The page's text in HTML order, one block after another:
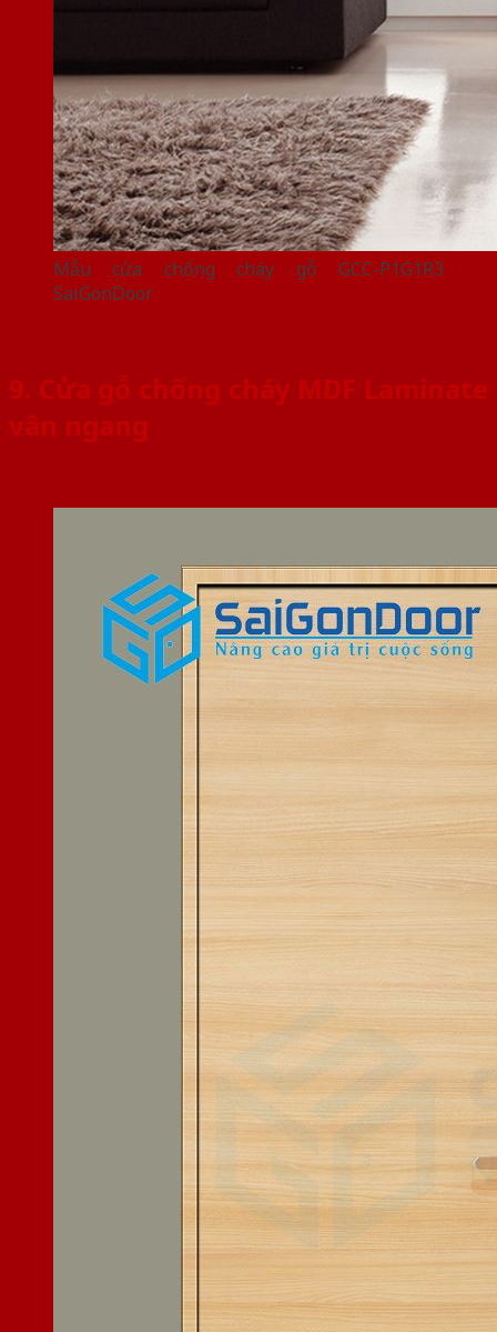
Mẫu cửa chống cháy gỗ GCC-P1G1R3
SaiGonDoor
9. Cửa gỗ chống cháy MDF Laminate
vân ngang